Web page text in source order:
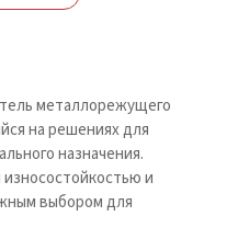
металлорежущего
на решениях для
назначения.
и
выбором для